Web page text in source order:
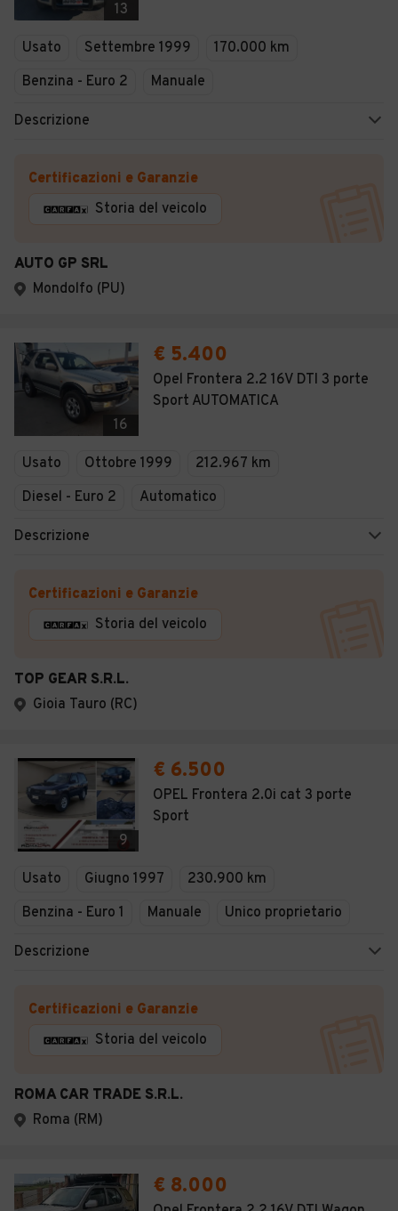
13
Usato Settembre 1999
170.000 km
Benzina - Euro 2
Manuale
Descrizione
Certificazioni e Garanzie
Storia del veicolo
AUTO GP SRL
Mondolfo (PU)
16
€ 5.400
Opel Frontera 2.2 16V DTI 3 porte
Sport AUTOMATICA
Usato Ottobre 1999
212.967 km
Diesel - Euro 2
Automatico
Descrizione
Certificazioni e Garanzie
Storia del veicolo
TOP GEAR S.R.L.
Gioia Tauro (RC)
9
€ 6.500
OPEL Frontera 2.0i cat 3 porte
Sport
Usato Giugno 1997
230.900 km
Benzina - Euro 1
Manuale Unico proprietario
Descrizione
Certificazioni e Garanzie
Storia del veicolo
ROMA CAR TRADE S.R.L.
Roma (RM)
€ 8.000